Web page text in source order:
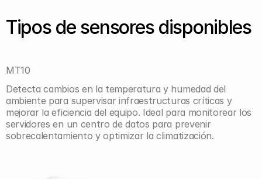
Tipos de sensores disponibles
MT10
Detecta cambios en la temperatura y humedad del
ambiente para supervisar infraestructuras críticas y
mejorar la eficiencia del equipo. Ideal para monitorear los
servidores en un centro de datos para prevenir
sobrecalentamiento y optimizar la climatización.